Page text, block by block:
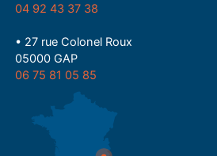
04 92 43 37 38
• 27 rue Colonel Roux
05000 GAP
06 75 81 05 85